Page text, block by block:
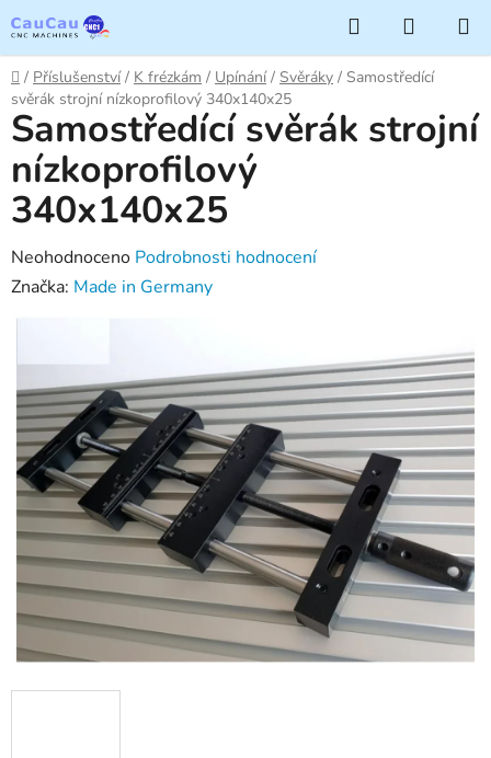
na
obsah
Hledat
KOŠÍK
Domů
/ Příslušenství / K frézkám / Upínání / Svěráky / Samostředící
svěrák strojní nízkoprofilový 340x140x25
Samostředící svěrák strojní
nízkoprofilový
340x140x25
Průměrné
hodnocení
produktu
z
5
hvězdiček.
Neohodnoceno Podrobnosti hodnocení
Značka: Made in Germany